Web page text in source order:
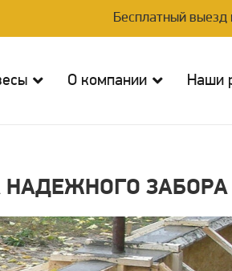
Бесплатный
О компании Наши
ЗАБОРА